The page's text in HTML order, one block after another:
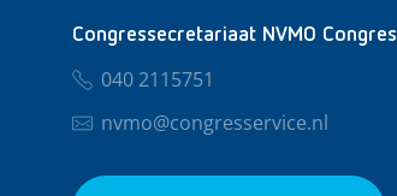
Congressecretariaat NVMO Congres
040 2115751
nvmo@congresservice.nl